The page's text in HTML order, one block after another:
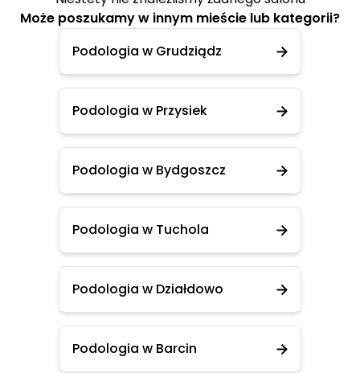
Może poszukamy w innym mieście lub kategorii?
Podologia w Grudziądz
Podologia w Przysiek
Podologia w Bydgoszcz
Podologia w Tuchola
Podologia w Działdowo
Podologia w Barcin